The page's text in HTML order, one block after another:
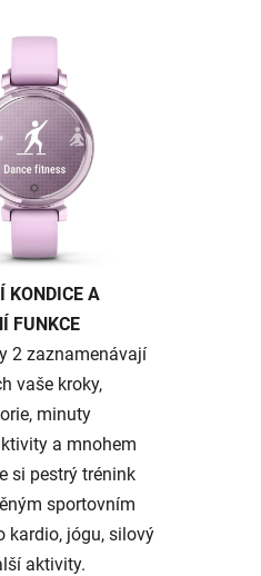
KONDICE A
FUNKCE
2 zaznamenávají
vaše kroky,
minuty
a mnohem
si pestrý trénink
sportovním
kardio, jógu, silový
aktivity.